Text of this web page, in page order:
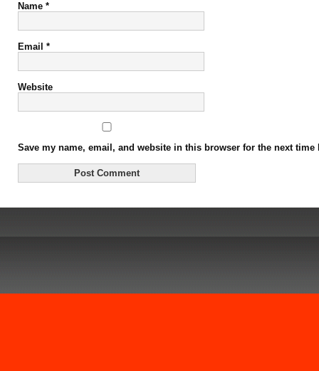
Name *
Email *
Website
Save my name, email, and website in this browser for the next time